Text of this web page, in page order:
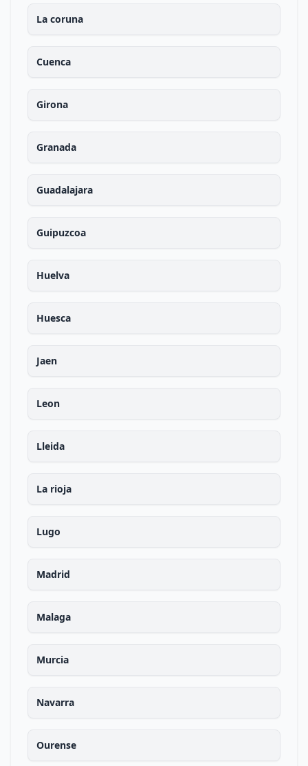
La coruna
Cuenca
Girona
Granada
Guadalajara
Guipuzcoa
Huelva
Huesca
Jaen
Leon
Lleida
La rioja
Lugo
Madrid
Malaga
Murcia
Navarra
Ourense